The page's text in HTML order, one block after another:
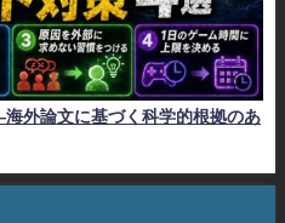
外論文に基づく科学的根拠のあ